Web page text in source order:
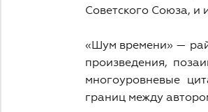
Советского Союза, и
«Шум времени» —
произведения,
многоуровневые
границ между